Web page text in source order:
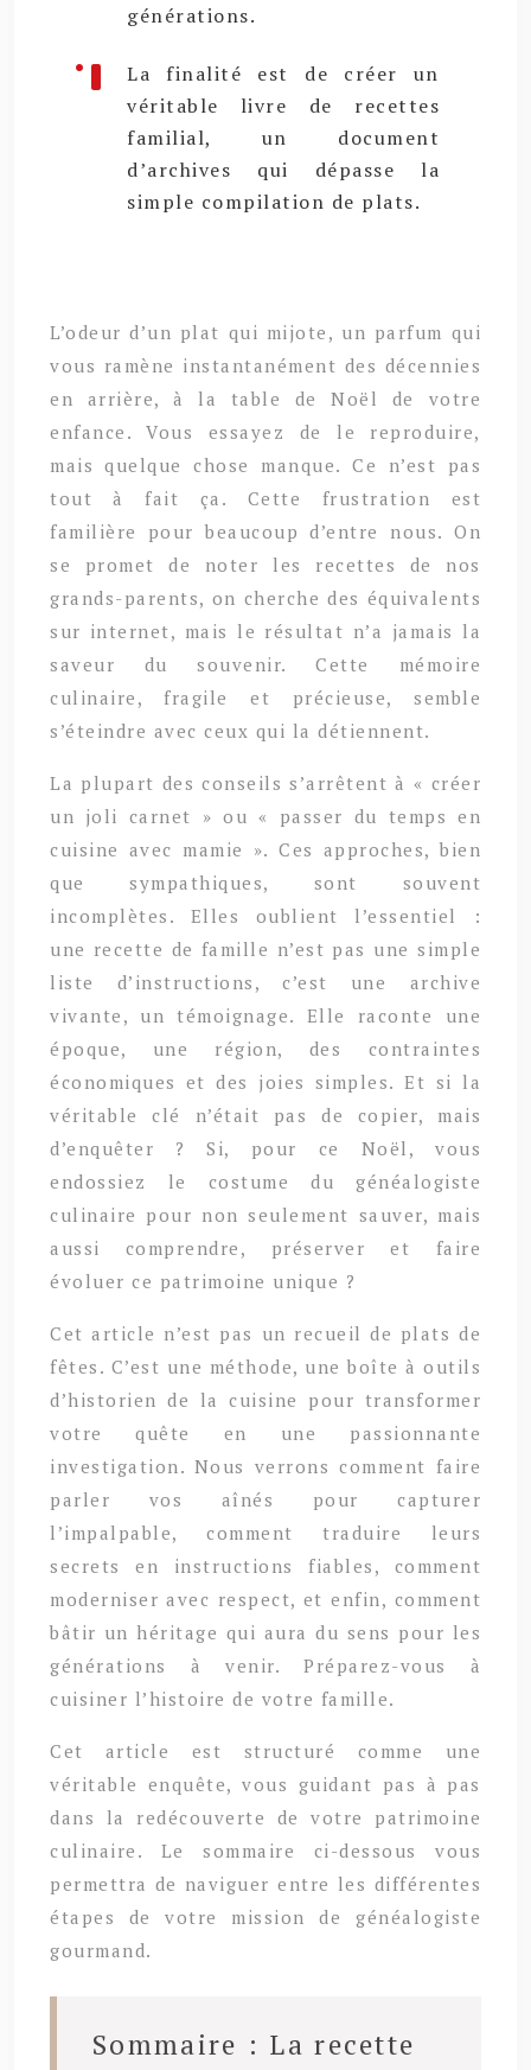
générations.
La finalité est de créer un
véritable livre de recettes
familial, un document
d’archives qui dépasse la
simple compilation de plats.
L’odeur d’un plat qui mijote, un parfum qui
vous ramène instantanément des décennies
en arrière, à la table de Noël de votre
enfance. Vous essayez de le reproduire,
mais quelque chose manque. Ce n’est pas
tout à fait ça. Cette frustration est
familière pour beaucoup d’entre nous. On
se promet de noter les recettes de nos
grands-parents, on cherche des équivalents
sur internet, mais le résultat n’a jamais la
saveur du souvenir. Cette mémoire
culinaire, fragile et précieuse, semble
s’éteindre avec ceux qui la détiennent.
La plupart des conseils s’arrêtent à « créer
un joli carnet » ou « passer du temps en
cuisine avec mamie ». Ces approches, bien
que sympathiques, sont souvent
incomplètes. Elles oublient l’essentiel :
une recette de famille n’est pas une simple
liste d’instructions, c’est une archive
vivante, un témoignage. Elle raconte une
époque, une région, des contraintes
économiques et des joies simples. Et si la
véritable clé n’était pas de copier, mais
d’enquêter ? Si, pour ce Noël, vous
endossiez le costume du généalogiste
culinaire pour non seulement sauver, mais
aussi comprendre, préserver et faire
évoluer ce patrimoine unique ?
Cet article n’est pas un recueil de plats de
fêtes. C’est une méthode, une boîte à outils
d’historien de la cuisine pour transformer
votre quête en une passionnante
investigation. Nous verrons comment faire
parler vos aînés pour capturer
l’impalpable, comment traduire leurs
secrets en instructions fiables, comment
moderniser avec respect, et enfin, comment
bâtir un héritage qui aura du sens pour les
générations à venir. Préparez-vous à
cuisiner l’histoire de votre famille.
Cet article est structuré comme une
véritable enquête, vous guidant pas à pas
dans la redécouverte de votre patrimoine
culinaire. Le sommaire ci-dessous vous
permettra de naviguer entre les différentes
étapes de votre mission de généalogiste
gourmand.
Sommaire : La recette